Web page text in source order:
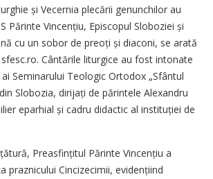
și Vecernia plecării genunchilor au
Părinte Vincențiu, Episcopul Sloboziei și
cu un sobor de preoți și diaconi, se arată
Cântările liturgice au fost intonate
Seminarului Teologic Ortodox „Sfântul
Slobozia, dirijați de părintele Alexandru
eparhial și cadru didactic al instituției de
Preasfințitul Părinte Vincențiu a
praznicului Cincizecimii, evidențiind